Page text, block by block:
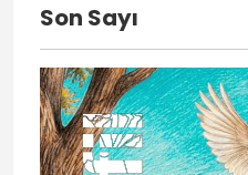
Son Sayı